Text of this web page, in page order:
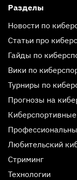
Разделы
Новости по
Статьи про
Гайды по
Вики по
Турниры по
Прогнозы на
Любительский
Стриминг
Технологии